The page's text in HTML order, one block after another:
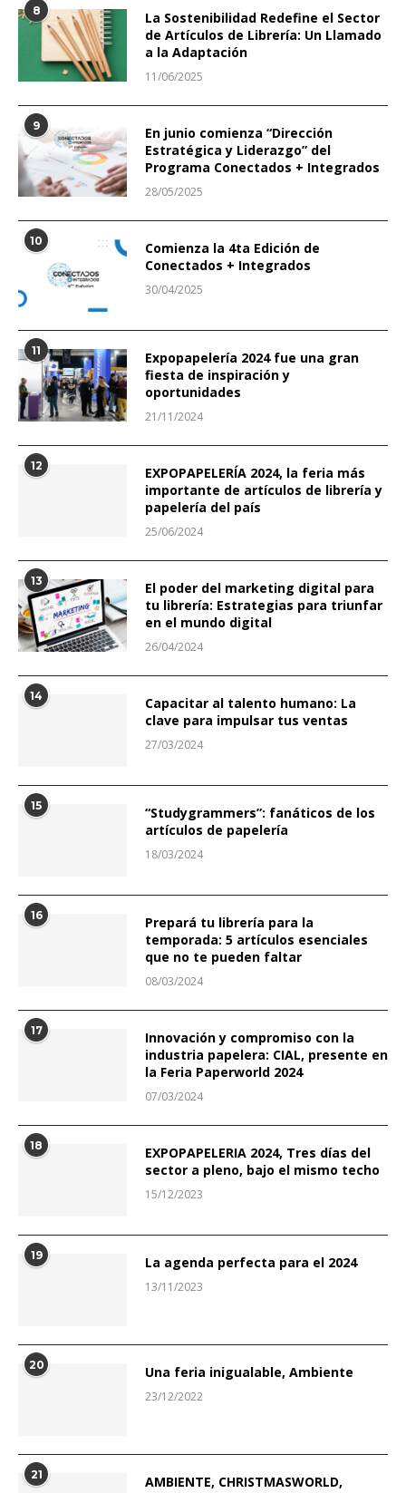
8
La Sostenibilidad Redefine el Sector
de Artículos de Librería: Un Llamado
a la Adaptación
11/06/2025
9
En junio comienza “Dirección
Estratégica y Liderazgo” del
Programa Conectados + Integrados
28/05/2025
10
Comienza la 4ta Edición de
Conectados + Integrados
30/04/2025
11
Expopapelería 2024 fue una gran
fiesta de inspiración y
oportunidades
21/11/2024
12
EXPOPAPELERÍA 2024, la feria más
importante de artículos de librería y
papelería del país
25/06/2024
13
El poder del marketing digital para
tu librería: Estrategias para triunfar
en el mundo digital
26/04/2024
14
Capacitar al talento humano: La
clave para impulsar tus ventas
27/03/2024
15
“Studygrammers”: fanáticos de los
artículos de papelería
18/03/2024
16
Prepará tu librería para la
temporada: 5 artículos esenciales
que no te pueden faltar
08/03/2024
17
Innovación y compromiso con la
industria papelera: CIAL, presente en
la Feria Paperworld 2024
07/03/2024
18
EXPOPAPELERIA 2024, Tres días del
sector a pleno, bajo el mismo techo
15/12/2023
19 La agenda perfecta para el 2024
13/11/2023
20 Una feria inigualable, Ambiente
23/12/2022
21
AMBIENTE, CHRISTMASWORLD,